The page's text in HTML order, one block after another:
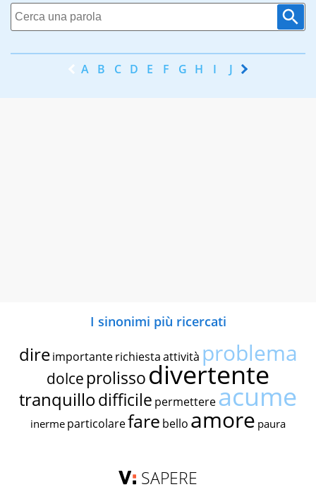
A B C D E F G H I J K
I sinonimi più ricercati
dire importante richiestaattività problema
dolce prolissodivertente
tranquillodifficile permettereacume
inerme particolarefare bello amore paura
SAPERE